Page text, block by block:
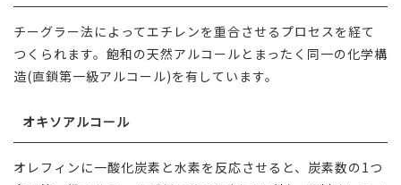
チーグラー法によってエチレンを重合させるプロセスを経て
つくられます。飽和の天然アルコールとまったく同一の化学構
造(直鎖第一級アルコール)を有しています。
オキソアルコール
オレフィンに一酸化炭素と水素を反応させると、炭素数の1つ